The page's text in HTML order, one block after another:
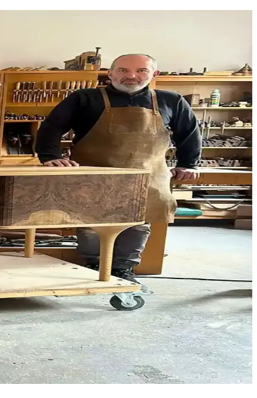
dayanıklılığını artırır ve uzun ömür sağlar.
kutular gibi fonksiyonel detaylar öne çıkar.
bu hatalar önlenebilir.
ve mobilyanın dayanıklılığını artırır.
projelerde ekonomik ve yaratıcı çözümler sunar.
çıkarır. Jigsiz işçilik ön plandadır.
hazırlığı bu problemi büyük ölçüde önler.
arada sunar. Buhar bükme ve el işçiliği detayları öne çıkar.